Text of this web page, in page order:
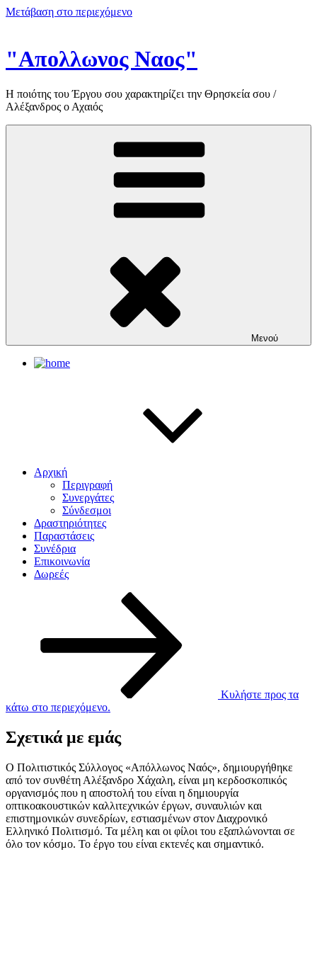
Μετάβαση στο περιεχόμενο
"Απολλωνος Ναος"
Η ποιότης του Έργου σου χαρακτηρίζει την Θρησκεία σου /
Αλέξανδρος ο Αχαιός
Μενού
Αρχική
Περιγραφή
Συνεργάτες
Σύνδεσμοι
Δραστηριότητες
Παραστάσεις
Συνέδρια
Επικοινωνία
Δωρεές
Κυλήστε προς τα
κάτω στο περιεχόμενο.
Σχετικά με εμάς
Ο Πολιτιστικός Σύλλογος «Απόλλωνος Ναός», δημιουργήθηκε
από τον συνθέτη Αλέξανδρο Χάχαλη, είναι μη κερδοσκοπικός
οργανισμός που η αποστολή του είναι η δημιουργία
οπτικοακουστικών καλλιτεχνικών έργων, συναυλιών και
επιστημονικών συνεδρίων, εστιασμένων στον Διαχρονικό
Ελληνικό Πολιτισμό. Τα μέλη και οι φίλοι του εξαπλώνονται σε
όλο τον κόσμο. Το έργο του είναι εκτενές και σημαντικό.